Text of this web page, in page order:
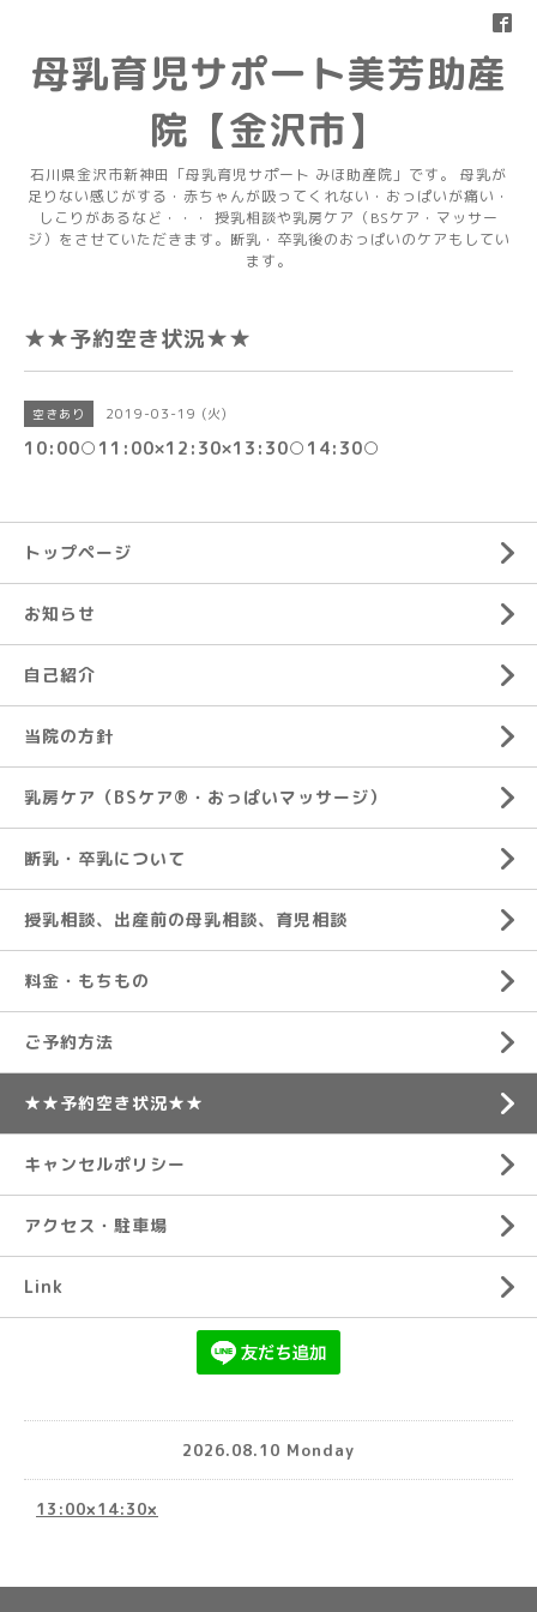
母乳育児サポート美芳助産
院【金沢市】
石川県金沢市新神田「母乳育児サポート みほ助産院」です。 母乳が
足りない感じがする・赤ちゃんが吸ってくれない・おっぱいが痛い・
しこりがあるなど・・・ 授乳相談や乳房ケア（BSケア・マッサー
ジ）をさせていただきます。断乳・卒乳後のおっぱいのケアもしてい
ます。
★★予約空き状況★★
空きあり 2019-03-19 (火)
10:00○11:00×12:30×13:30○14:30○
トップページ
お知らせ
自己紹介
当院の方針
乳房ケア（BSケア®︎・おっぱいマッサージ）
断乳・卒乳について
授乳相談、出産前の母乳相談、育児相談
料金・もちもの
ご予約方法
★★予約空き状況★★
キャンセルポリシー
アクセス・駐車場
Link
2026.08.10 Monday
13:00×14:30×